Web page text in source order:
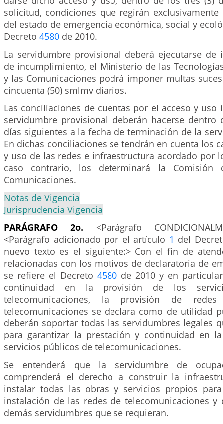
solicitud, condiciones que regirán
del estado de emergencia económica, social y
Decreto 4580 de 2010.
La servidumbre provisional deberá ejecutarse de
de incumplimiento, el Ministerio de las
y las Comunicaciones podrá imponer multas
cincuenta (50) smlmv diarios.
Las conciliaciones de cuentas por el acceso y uso
servidumbre provisional deberán hacerse dentro
días siguientes a la fecha de terminación de la
En dichas conciliaciones se tendrán en cuenta los
y uso de las redes e infraestructura acordado por
caso contrario, los determinará la Comisión
Comunicaciones.
Notas de Vigencia
Jurisprudencia Vigencia
PARÁGRAFO 2o. <Parágrafo
<Parágrafo adicionado por el artículo 1 del
nuevo texto es el siguiente:> Con el fin de
relacionadas con los motivos de declaratoria de
se refiere el Decreto 4580 de 2010 y en
continuidad en la provisión de los
telecomunicaciones, la provisión de
telecomunicaciones se declara como de utilidad
deberán soportar todas las servidumbres legales
para garantizar la prestación y continuidad en
servicios públicos de telecomunicaciones.
Se entenderá que la servidumbre de
comprenderá el derecho a construir la
instalar todas las obras y servicios propios
instalación de las redes de telecomunicaciones y
demás servidumbres que se requieran.